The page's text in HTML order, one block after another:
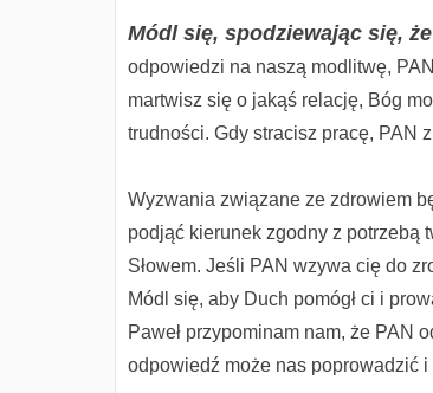
Módl się, spodziewając się,
odpowiedzi na naszą modlitwę,
martwisz się o jakąś relację, Bóg
trudności. Gdy stracisz pracę, PAN
Wyzwania związane ze zdrowiem
podjąć kierunek zgodny z potrzebą
Słowem. Jeśli PAN wzywa cię do
Módl się, aby Duch pomógł ci i
Paweł przypominam nam, że PAN
odpowiedź może nas poprowadzić